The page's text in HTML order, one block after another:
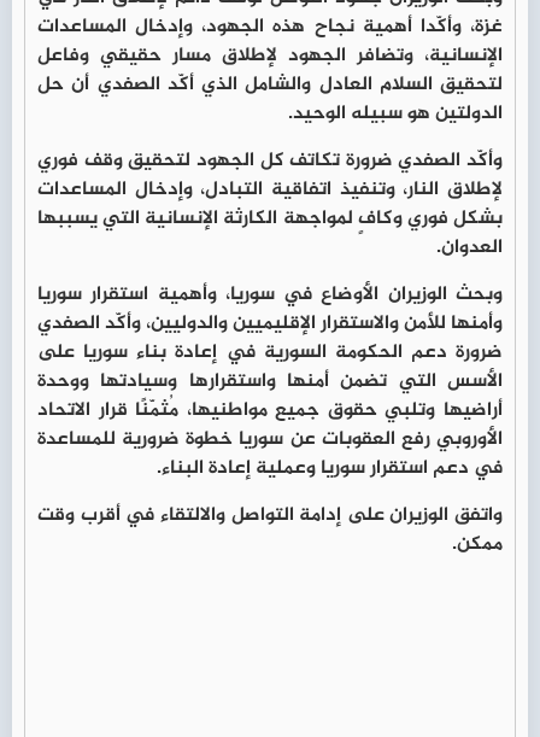
غزة، وأكّدا أهمية نجاح هذه الجهود، وإدخال المساعدات
الإنسانية، وتضافر الجهود لإطلاق مسار حقيقي وفاعل
لتحقيق السلام العادل والشامل الذي أكّد الصفدي أن حل
الدولتين هو سبيله الوحيد.
وأكّد الصفدي ضرورة تكاتف كل الجهود لتحقيق وقف فوري
لإطلاق النار، وتنفيذ اتفاقية التبادل، وإدخال المساعدات
بشكل فوري وكافٍ لمواجهة الكارثة الإنسانية التي يسببها
العدوان.
وبحث الوزيران الأوضاع في سوريا، وأهمية استقرار سوريا
وأمنها للأمن والاستقرار الإقليميين والدوليين، وأكّد الصفدي
ضرورة دعم الحكومة السورية في إعادة بناء سوريا على
الأسس التي تضمن أمنها واستقرارها وسيادتها ووحدة
أراضيها وتلبي حقوق جميع مواطنيها، مُثمّنًا قرار الاتحاد
الأوروبي رفع العقوبات عن سوريا خطوة ضرورية للمساعدة
في دعم استقرار سوريا وعملية إعادة البناء.
واتفق الوزيران على إدامة التواصل والالتقاء في أقرب وقت
ممكن.